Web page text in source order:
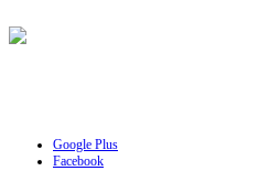
Google Plus
Facebook